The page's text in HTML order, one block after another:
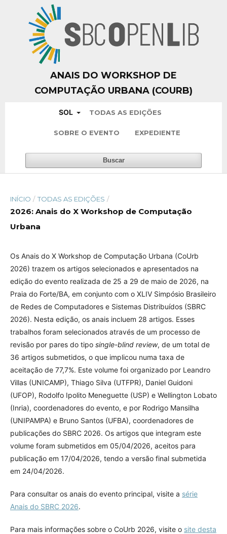
ANAIS DO WORKSHOP DE
COMPUTAÇÃO URBANA (COURB)
SOL TODAS AS EDIÇÕES
SOBRE O EVENTO EXPEDIENTE
Buscar
INÍCIO / TODAS AS EDIÇÕES /
2026: Anais do X Workshop de Computação
Urbana
Os Anais do X Workshop de Computação Urbana (CoUrb
2026) trazem os artigos selecionados e apresentados na
edição do evento realizada de 25 a 29 de maio de 2026, na
Praia do Forte/BA, em conjunto com o XLIV Simpósio Brasileiro
de Redes de Computadores e Sistemas Distribuídos (SBRC
2026). Nesta edição, os anais incluem 28 artigos. Esses
trabalhos foram selecionados através de um processo de
revisão por pares do tipo single-blind review, de um total de
36 artigos submetidos, o que implicou numa taxa de
aceitação de 77,7%. Este volume foi organizado por Leandro
Villas (UNICAMP), Thiago Silva (UTFPR), Daniel Guidoni
(UFOP), Rodolfo Ipolito Meneguette (USP) e Wellington Lobato
(Inria), coordenadores do evento, e por Rodrigo Mansilha
(UNIPAMPA) e Bruno Santos (UFBA), coordenadores de
publicações do SBRC 2026. Os artigos que integram este
volume foram submetidos em 05/04/2026, aceitos para
publicação em 17/04/2026, tendo a versão final submetida
em 24/04/2026.
Para consultar os anais do evento principal, visite a série
Anais do SBRC 2026.
Para mais informações sobre o CoUrb 2026, visite o site desta